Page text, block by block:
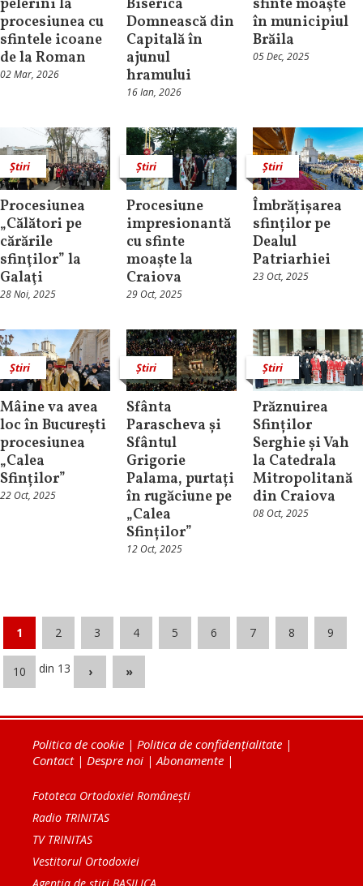
pelerini la
procesiunea cu
sfintele icoane
de la Roman
02 Mar, 2026
Biserica
Domnească din
Capitală în
ajunul
hramului
16 Ian, 2026
sfinte moaşte
în municipiul
Brăila
05 Dec, 2025
Știri
Procesiunea
„Călători pe
cărările
sfinţilor” la
Galaţi
28 Noi, 2025
Știri
Procesiune
impresionantă
cu sfinte
moaște la
Craiova
29 Oct, 2025
Știri
Îmbrățișarea
sfinților pe
Dealul
Patriarhiei
23 Oct, 2025
Știri
Mâine va avea
loc în București
procesiunea
„Calea
Sfinților”
22 Oct, 2025
Știri
Sfânta
Parascheva și
Sfântul
Grigorie
Palama, purtați
în rugăciune pe
„Calea
Sfinților”
12 Oct, 2025
Știri
Prăznuirea
Sfinților
Serghie și Vah
la Catedrala
Mitropolitană
din Craiova
08 Oct, 2025
1 2 3 4 5 6 7 8 9
10 din 13 › »
Politica de cookie | Politica de confidențialitate |
Contact| Despre noi |Abonamente |
Fototeca Ortodoxiei Românești
Radio TRINITAS
TV TRINITAS
Vestitorul Ortodoxiei